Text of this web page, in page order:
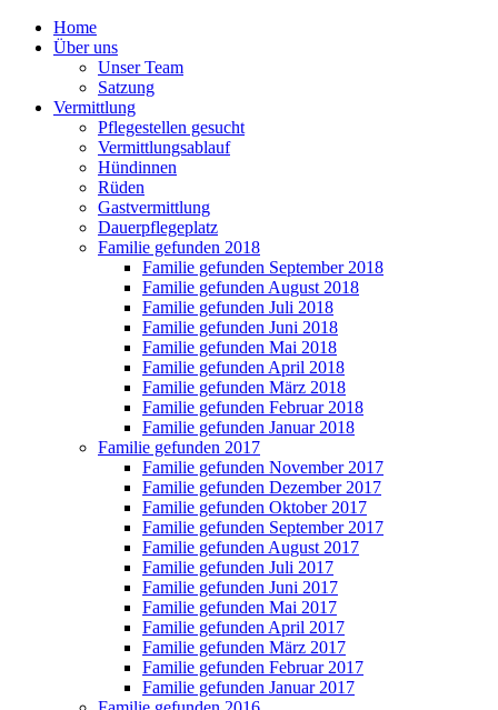
Home
Über uns
Unser Team
Satzung
Vermittlung
Pflegestellen gesucht
Vermittlungsablauf
Hündinnen
Rüden
Gastvermittlung
Dauerpflegeplatz
Familie gefunden 2018
Familie gefunden September 2018
Familie gefunden August 2018
Familie gefunden Juli 2018
Familie gefunden Juni 2018
Familie gefunden Mai 2018
Familie gefunden April 2018
Familie gefunden März 2018
Familie gefunden Februar 2018
Familie gefunden Januar 2018
Familie gefunden 2017
Familie gefunden November 2017
Familie gefunden Dezember 2017
Familie gefunden Oktober 2017
Familie gefunden September 2017
Familie gefunden August 2017
Familie gefunden Juli 2017
Familie gefunden Juni 2017
Familie gefunden Mai 2017
Familie gefunden April 2017
Familie gefunden März 2017
Familie gefunden Februar 2017
Familie gefunden Januar 2017